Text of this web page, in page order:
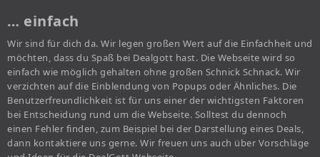
… einfach
Wir sind für dich da. Wir legen großen Wert auf die Einfachheit und
möchten, dass du Spaß bei Dealgott hast. Die Webseite wird so
einfach wie möglich gehalten ohne großen Schnick Schnack. Wir
verzichten auf die Einblendung von Popups oder Ähnliches. Die
Benutzerfreundlichkeit ist für uns einer der wichtigsten Faktoren
bei Entscheidung rund um die Webseite. Solltest du dennoch
einen Fehler finden, zum Beispiel bei der Darstellung eines Deals,
dann kontaktiere uns gerne. Wir freuen uns auch über Vorschläge